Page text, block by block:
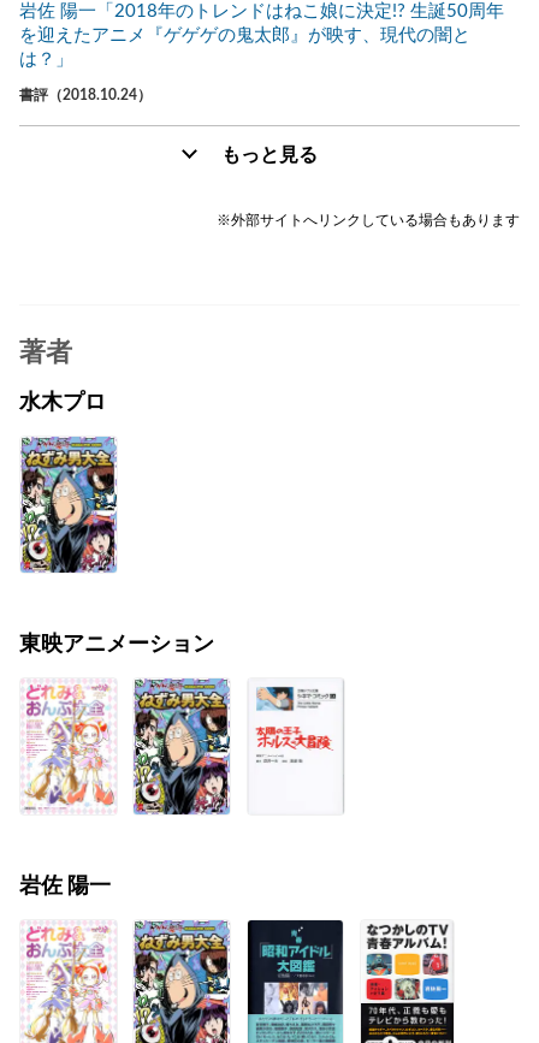
岩佐 陽一「2018年のトレンドはねこ娘に決定!? 生誕50周年
を迎えたアニメ『ゲゲゲの鬼太郎』が映す、現代の闇と
は？」
書評（2018.10.24）
もっと見る
※外部サイトへリンクしている場合もあります
著者
水木プロ
東映アニメーション
岩佐 陽一